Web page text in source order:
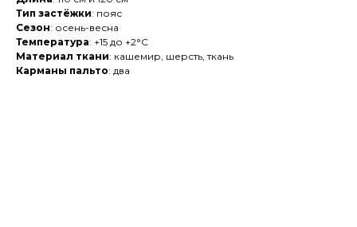
Тип застёжки: пояс
Сезон: осень-весна
Температура: +15 до +2°C
Материал ткани: кашемир, шерсть, ткань
Карманы пальто: два